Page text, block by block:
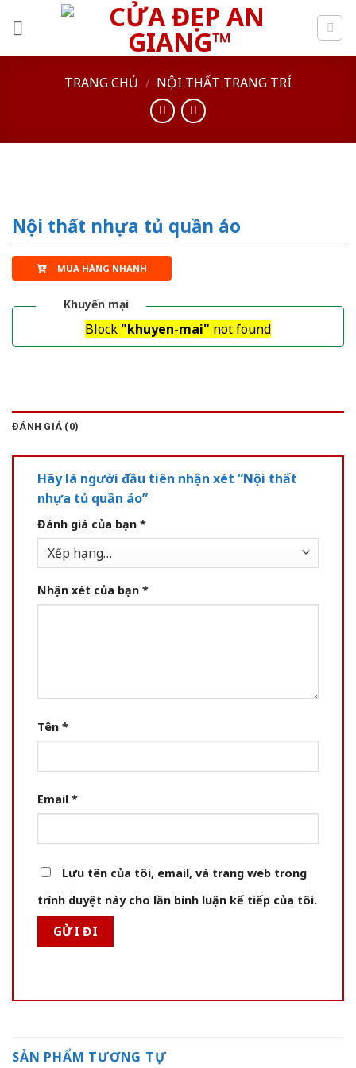
TRANG CHỦ / NỘI THẤT TRANG TRÍ
Nội thất nhựa tủ quần áo
MUA HÀNG NHANH
Khuyến mại
Block "khuyen-mai" not found
ĐÁNH GIÁ (0)
Hãy là người đầu tiên nhận xét “Nội thất
nhựa tủ quần áo”
Đánh giá của bạn *
Nhận xét của bạn *
Tên *
Email *
Lưu tên của tôi, email, và trang web trong
trình duyệt này cho lần bình luận kế tiếp của tôi.
SẢN PHẨM TƯƠNG TỰ